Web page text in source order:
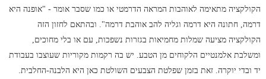
הקולקציה מתאימה לאוהבות המראה הדרמטי או כמו שסבר אומר - "אופנה היא
דרמה, חתונה היא דרמה וגליה להב אוהבת דרמה". ובהתאם לחזון הזה
הקולקציה מציעה שמלות מחמיאות בגזרות נשפכות, עם או בלי מחוכים,
ומשלבת אלמנטיים הלקוחים מן הטבע. יש בה רקמות מקוריות שעוצבו בעבודת
יד ובדי יוקרה. זאת בזמן שפלטת הצבעים השולטת כאן היא הלבנה-החלבית.